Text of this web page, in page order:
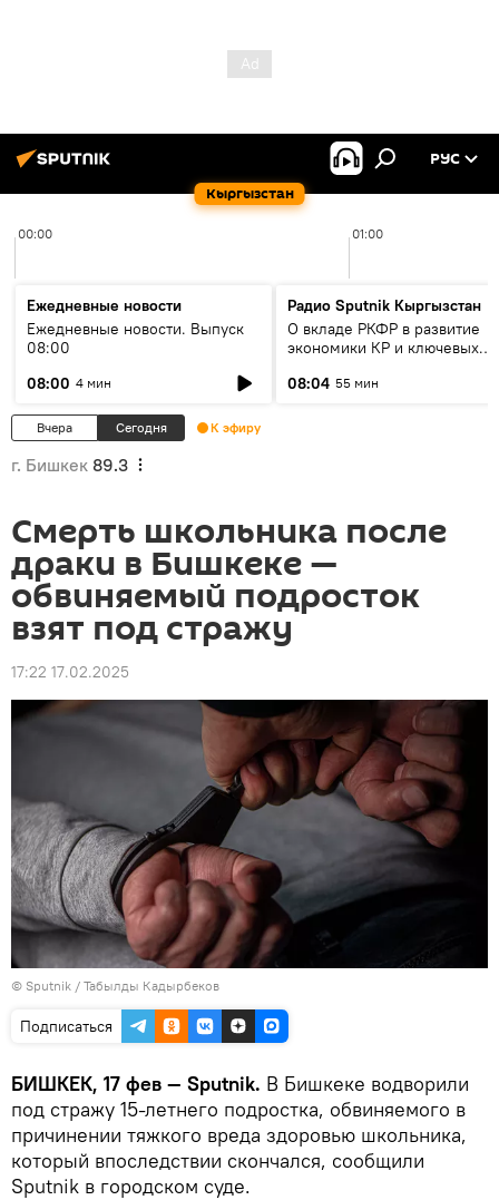
Кыргызстан
РУС
00:00 01:00
Ежедневные новости
Ежедневные новости. Выпуск
08:00
08:00 4 мин
Радио Sputnik Кыргызстан
О вкладе РКФР в развитие
экономики КР и ключевых
08:04 55 мин
Вчера Сегодня К эфиру
г. Бишкек 89.3
Смерть школьника после
драки в Бишкеке —
обвиняемый подросток
взят под стражу
17:22 17.02.2025
© Sputnik / Табылды Кадырбеков
Подписаться
БИШКЕК, 17 фев — Sputnik. В Бишкеке водворили
под стражу 15-летнего подростка, обвиняемого в
причинении тяжкого вреда здоровью школьника,
который впоследствии скончался, сообщили
Sputnik в городском суде.